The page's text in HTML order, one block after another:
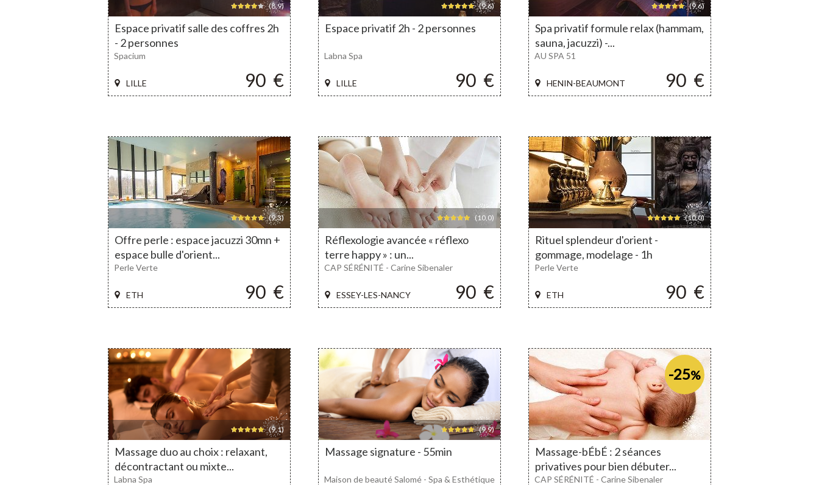
(8,9)
Espace privatif salle des coffres 2h
- 2 personnes
90 €
LILLE
Spacium
(9,6)
Espace privatif 2h - 2 personnes
90 €
LILLE
Labna Spa
(9,6)
Spa privatif formule relax (hammam,
sauna, jacuzzi) -...
90 €
HENIN-BEAUMONT
AU SPA 51
(9,3)
Offre perle : espace jacuzzi 30mn +
espace bulle d'orient...
90 €
ETH
Perle Verte
(10,0)
Réflexologie avancée « réflexo
terre happy » : un...
90 €
ESSEY-LES-NANCY
CAP SÉRÉNITÉ - Carine Sibenaler
(10,0)
Rituel splendeur d'orient -
gommage, modelage - 1h
90 €
ETH
Perle Verte
(9,1)
Massage duo au choix : relaxant,
décontractant ou mixte...
Labna Spa
(9,9)
Massage signature - 55min
Maison de beauté Salomé - Spa & Esthétique
-25%
Massage-bÉbÉ : 2 séances
privatives pour bien débuter...
CAP SÉRÉNITÉ - Carine Sibenaler